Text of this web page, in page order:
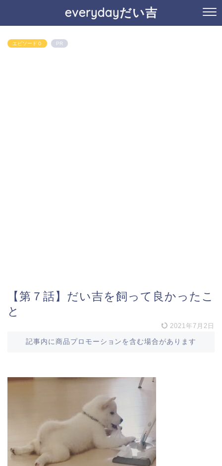
everydayだい吉
エピソード０ PR
【第７話】だい吉を飼って良かったこ
と
2021年7月2日
記事内に商品プロモーションを含む場合があります